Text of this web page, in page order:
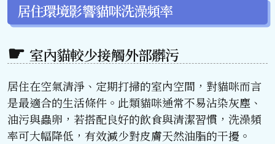
居住環境影響貓咪洗澡頻率
室內貓較少接觸外部髒污
居住在空氣清淨、定期打掃的室內空間，對貓咪而言
是最適合的生活條件。此類貓咪通常不易沾染灰塵、
油污與蟲卵，若搭配良好的飲食與清潔習慣，洗澡頻
率可大幅降低，有效減少對皮膚天然油脂的干擾。